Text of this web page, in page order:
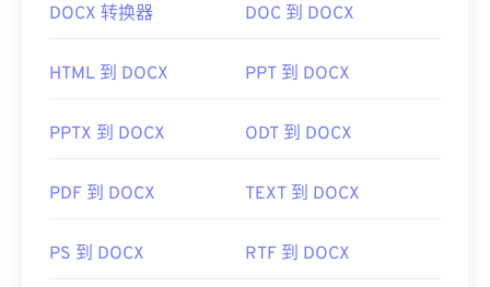
DOCX 转换器 DOC 到 DOCX
HTML 到 DOCX PPT 到 DOCX
PPTX 到 DOCX ODT 到 DOCX
PDF 到 DOCX TEXT 到 DOCX
PS 到 DOCX RTF 到 DOCX